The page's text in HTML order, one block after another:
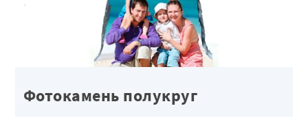
Фотокамень полукруг